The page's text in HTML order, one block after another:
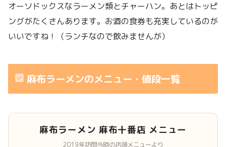
オーソドックスなラーメン類とチャーハン。あとはトッピ
ングがたくさんあります。お酒の食券も充実しているのが
いいですね！（ランチなので飲みませんが）
麻布ラーメンのメニュー・値段一覧
麻布ラーメン 麻布十番店 メニュー
2019年訪問当時の店頭メニューより